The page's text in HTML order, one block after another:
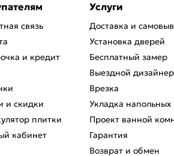
связь
и кредит
и скидки
плитки
кабинет
Услуги
Доставка и
Установка дверей
Бесплатный замер
Выездной дизайнер
Врезка
Укладка
Проект ванной
Гарантия
Возврат и обмен